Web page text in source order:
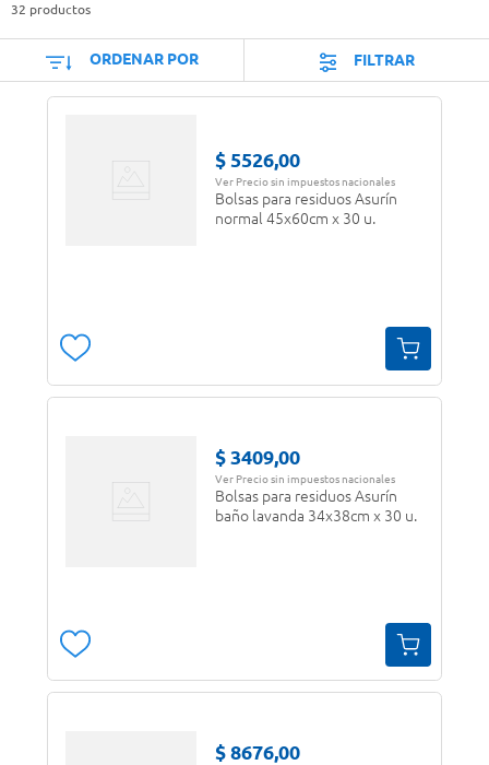
32 productos
ORDENAR POR FILTRAR
$ 5526,00
Ver Precio sin impuestos nacionales
Bolsas para residuos Asurín
normal 45x60cm x 30 u.
$ 3409,00
Ver Precio sin impuestos nacionales
Bolsas para residuos Asurín
baño lavanda 34x38cm x 30 u.
$ 8676,00
Doves